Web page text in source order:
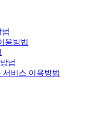
용방법
법
서비스 이용방법